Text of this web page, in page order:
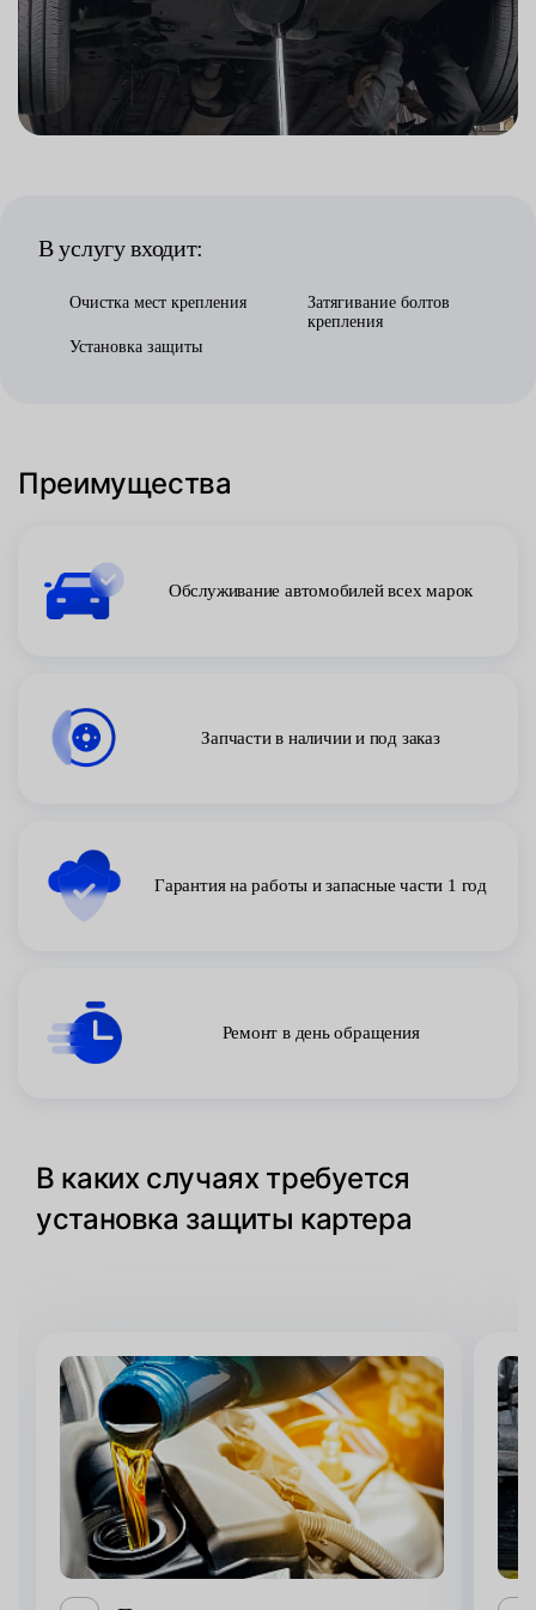
В услугу входит:
Очистка мест крепления
Установка защиты
Затягивание болтов
крепления
Преимущества
Обслуживание автомобилей всех марок
Запчасти в наличии и под заказ
Гарантия на работы и запасные части 1 год
Ремонт в день обращения
В каких случаях требуется
установка защиты картера